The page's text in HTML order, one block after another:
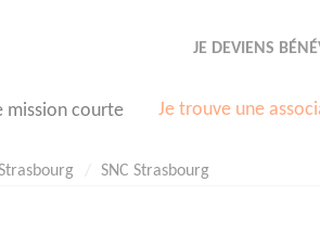
JE DEVIENS
mission courte Je trouve une
SNC Strasbourg